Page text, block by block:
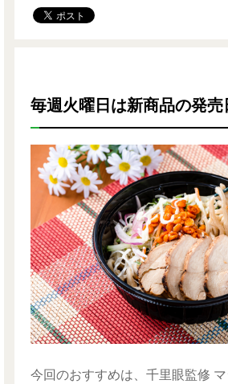
毎週火曜日は新商品の発売
今回のおすすめは、千里眼監修 マ